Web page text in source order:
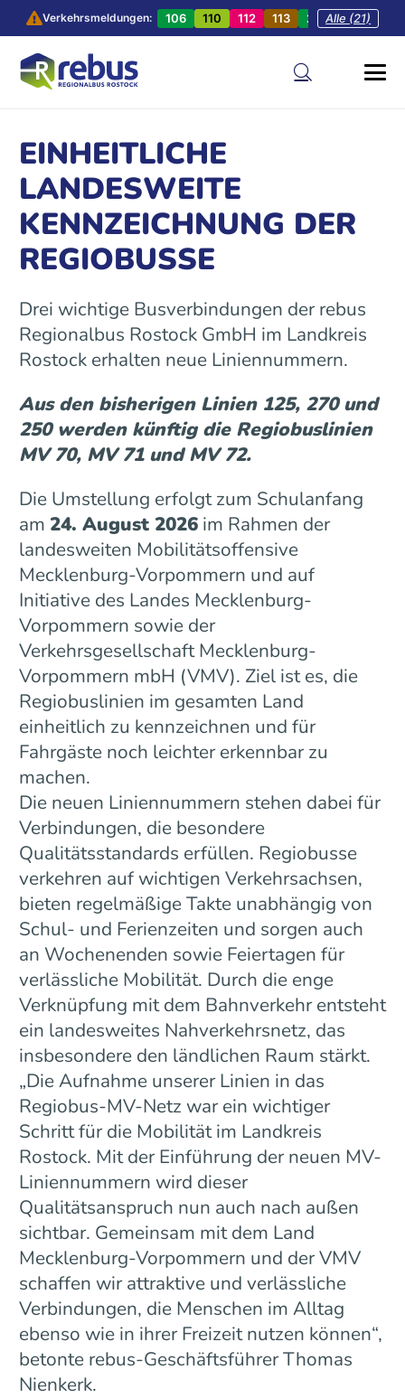
Verkehrsmeldungen: 106 110 112 113 201 202
Alle (21)
EINHEITLICHE
LANDESWEITE
KENNZEICHNUNG DER
REGIOBUSSE
Drei wichtige Busverbindungen der rebus
Regionalbus Rostock GmbH im Landkreis
Rostock erhalten neue Liniennummern.
Aus den bisherigen Linien 125, 270 und
250 werden künftig die Regiobuslinien
MV 70, MV 71 und MV 72.
Die Umstellung erfolgt zum Schulanfang
am 24. August 2026im Rahmen der
landesweiten Mobilitätsoffensive
Mecklenburg-Vorpommern und auf
Initiative des Landes Mecklenburg-
Vorpommern sowie der
Verkehrsgesellschaft Mecklenburg-
Vorpommern mbH (VMV). Ziel ist es, die
Regiobuslinien im gesamten Land
einheitlich zu kennzeichnen und für
Fahrgäste noch leichter erkennbar zu
machen.
Die neuen Liniennummern stehen dabei für
Verbindungen, die besondere
Qualitätsstandards erfüllen. Regiobusse
verkehren auf wichtigen Verkehrsachsen,
bieten regelmäßige Takte unabhängig von
Schul- und Ferienzeiten und sorgen auch
an Wochenenden sowie Feiertagen für
verlässliche Mobilität. Durch die enge
Verknüpfung mit dem Bahnverkehr entsteht
ein landesweites Nahverkehrsnetz, das
insbesondere den ländlichen Raum stärkt.
„Die Aufnahme unserer Linien in das
Regiobus-MV-Netz war ein wichtiger
Schritt für die Mobilität im Landkreis
Rostock. Mit der Einführung der neuen MV-
Liniennummern wird dieser
Qualitätsanspruch nun auch nach außen
sichtbar. Gemeinsam mit dem Land
Mecklenburg-Vorpommern und der VMV
schaffen wir attraktive und verlässliche
Verbindungen, die Menschen im Alltag
ebenso wie in ihrer Freizeit nutzen können“,
betonte rebus-Geschäftsführer Thomas
Nienkerk.